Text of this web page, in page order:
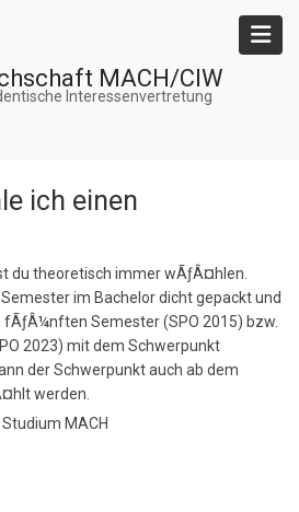
MACH/CIW
Interessenvertretung
ich einen
du theoretisch immer wÃƒÂ¤hlen.
im Bachelor dicht gepackt und
Semester (SPO 2015) bzw.
2023) mit dem Schwerpunkt
der Schwerpunkt auch ab dem
werden.
MACH